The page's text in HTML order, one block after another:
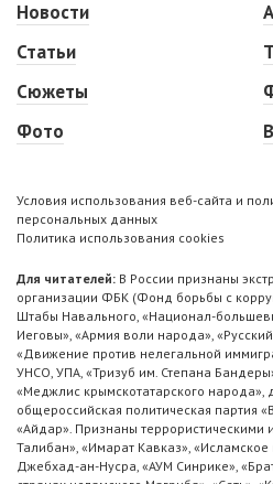
Новости
Статьи
Сюжеты
Фото
Условия использования веб-сайта и
персональных данных
Политика использования cookies
Для читателей: В России признаны
организации ФБК (Фонд борьбы с
Штабы Навального, «Национал-
Иеговы», «Армия воли народа»,
«Движение против нелегальной
УНСО, УПА, «Тризуб им. Степана
«Меджлис крымскотатарского народа»,
общероссийская политическая партия
«Айдар». Признаны
Талибан», «Имарат Кавказ», «Исламское
Джебхад-ан-Нусра, «АУМ Синрике»,